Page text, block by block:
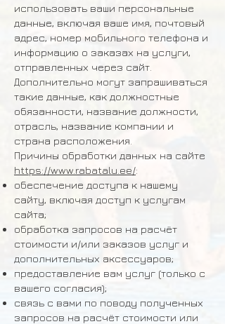
использовать ваши персональные
данные, включая ваше имя, почтовый
адрес, номер мобильного телефона и
информацию о заказах на услуги,
отправленных через сайт.
Дополнительно могут запрашиваться
такие данные, как должностные
обязанности, название должности,
отрасль, название компании и
страна расположения.
Причины обработки данных на сайте
https://www.rabatalu.ee/:
обеспечение доступа к нашему
сайту, включая доступ к услугам
сайта;
обработка запросов на расчёт
стоимости и/или заказов услуг и
дополнительных аксессуаров;
предоставление вам услуг (только с
вашего согласия);
связь с вами по поводу полученных
запросов на расчёт стоимости или